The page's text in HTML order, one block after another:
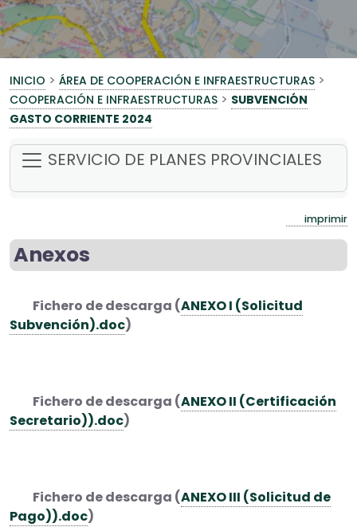
INICIO > ÁREA DE COOPERACIÓN E INFRAESTRUCTURAS >
COOPERACIÓN E INFRAESTRUCTURAS > SUBVENCIÓN
GASTO CORRIENTE 2024
SERVICIO DE PLANES PROVINCIALES
imprimir
Anexos
Fichero de descarga (ANEXO I (Solicitud
Subvención).doc)
Fichero de descarga (ANEXO II (Certificación
Secretario)).doc)
Fichero de descarga (ANEXO III (Solicitud de
Pago)).doc)